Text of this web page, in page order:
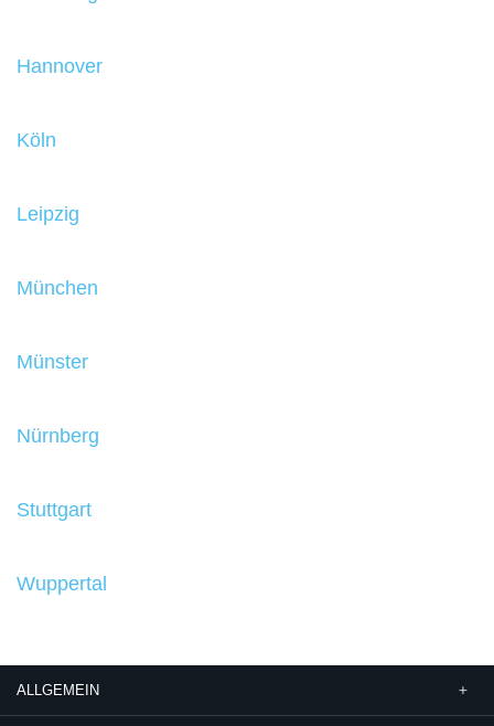
Hannover
Köln
Leipzig
München
Münster
Nürnberg
Stuttgart
Wuppertal
ALLGEMEIN